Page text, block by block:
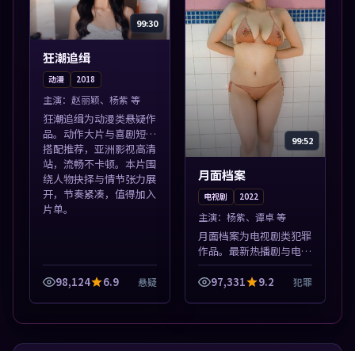
99:30
狂潮追缉
动漫 2018
主演： 赵丽颖、杨紫 等
狂潮追缉为动漫类悬疑作
品。动作大片与喜剧短片
搭配推荐，亚洲影视高清
站，流畅不卡顿。本片围
绕人物抉择与情节张力展
开，节奏紧凑，值得加入
片单。
98,124 6.9 悬疑
99:52
月面档案
电视剧 2022
主演： 杨紫、谭卓 等
月面档案为电视剧类犯罪
作品。最新热播剧与电影
片单推荐，高清画质流畅
播放，每日更新不错过精
紧凑，值得加...
97,331 9.2 犯罪